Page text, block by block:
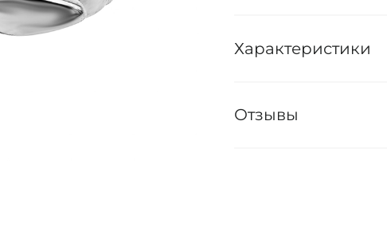
Характеристики
Отзывы